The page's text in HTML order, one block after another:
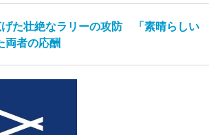
げた壮絶なラリーの攻防 「素晴らしい
両者の応酬